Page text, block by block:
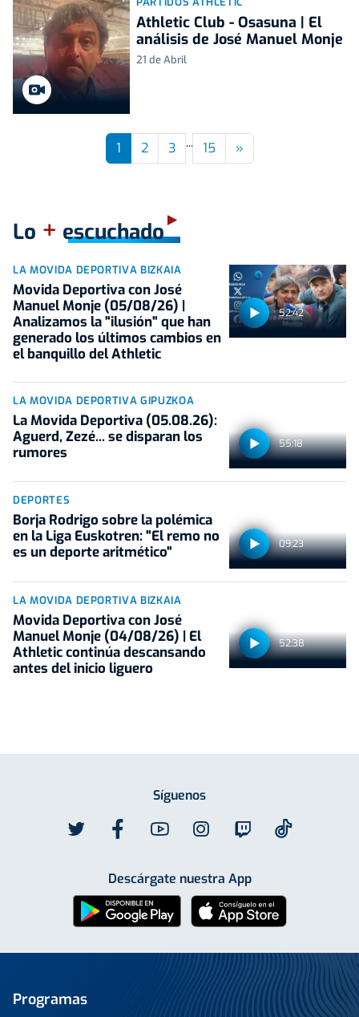
Athletic Club - Osasuna | El
análisis de José Manuel Monje
21 de Abril
1 2 3 ... 15 »Next
Lo + escuchado
52:42
LA MOVIDA DEPORTIVA BIZKAIA
Movida Deportiva con José
Manuel Monje (05/08/26) |
Analizamos la "ilusión" que han
generado los últimos cambios en
el banquillo del Athletic
55:18
LA MOVIDA DEPORTIVA GIPUZKOA
La Movida Deportiva (05.08.26):
Aguerd, Zezé... se disparan los
rumores
09:23
DEPORTES
Borja Rodrigo sobre la polémica
en la Liga Euskotren: "El remo no
es un deporte aritmético"
52:38
LA MOVIDA DEPORTIVA BIZKAIA
Movida Deportiva con José
Manuel Monje (04/08/26) | El
Athletic continúa descansando
antes del inicio liguero
Síguenos
Descárgate nuestra App
Programas